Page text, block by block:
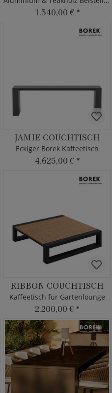
1.540,00 € *
JAMIE COUCHTISCH
Eckiger Borek Kaffeetisch
4.625,00 € *
RIBBON COUCHTISCH
Kaffeetisch für Gartenlounge
2.200,00 € *